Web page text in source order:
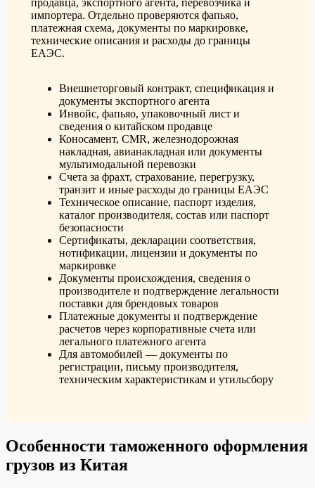
продавца, экспортного агента, перевозчика и
импортера. Отдельно проверяются фапьяо,
платежная схема, документы по маркировке,
технические описания и расходы до границы
ЕАЭС.
Внешнеторговый контракт, спецификация и
документы экспортного агента
Инвойс, фапьяо, упаковочный лист и
сведения о китайском продавце
Коносамент, CMR, железнодорожная
накладная, авианакладная или документы
мультимодальной перевозки
Счета за фрахт, страхование, перегрузку,
транзит и иные расходы до границы ЕАЭС
Техническое описание, паспорт изделия,
каталог производителя, состав или паспорт
безопасности
Сертификаты, декларации соответствия,
нотификации, лицензии и документы по
маркировке
Документы происхождения, сведения о
производителе и подтверждение легальности
поставки для брендовых товаров
Платежные документы и подтверждение
расчетов через корпоративные счета или
легального платежного агента
Для автомобилей — документы по
регистрации, письму производителя,
техническим характеристикам и утильсбору
Особенности таможенного оформления
грузов из Китая